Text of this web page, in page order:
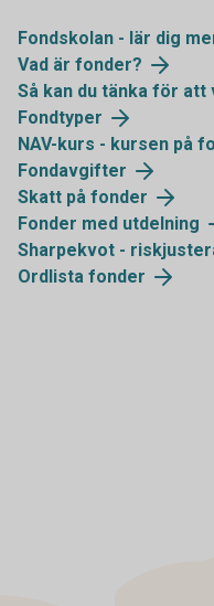
Fondskolan - lär dig
Vad är fonder?
Så kan du tänka för att
Fondtyper
NAV-kurs - kursen på
Fondavgifter
Skatt på fonder
Fonder med utdelning
Sharpekvot -
Ordlista fonder